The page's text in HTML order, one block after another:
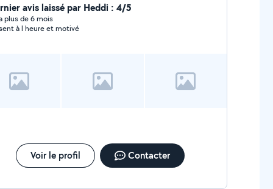
avis laissé par Heddi : 4/5
plus de 6 mois
à l heure et motivé
Voir le profil Contacter